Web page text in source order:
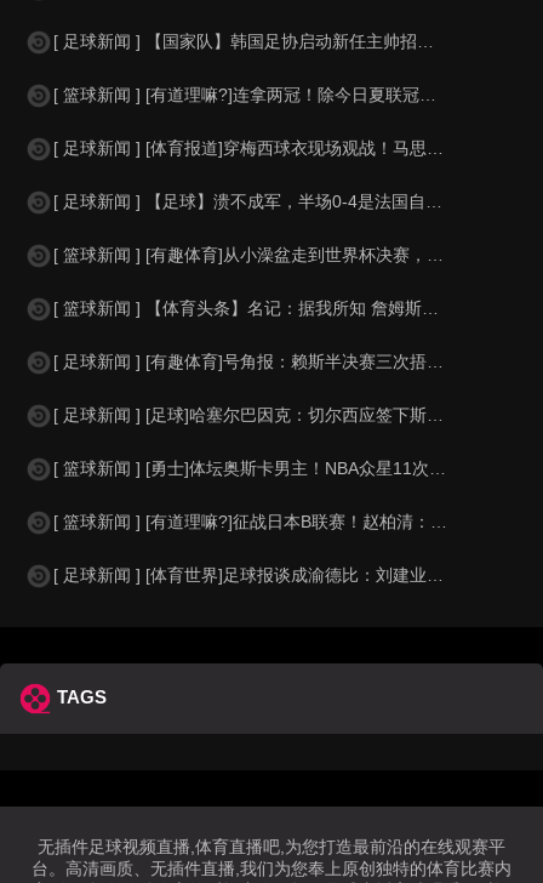
[ 足球新闻 ] 【国家队】韩国足协启动新任主帅招聘工作 ：面向国内外，临时任
[ 篮球新闻 ] [有道理嘛?]连拿两冠！除今日夏联冠军外 三个月前伦德博格在
[ 足球新闻 ] [体育报道]穿梅西球衣现场观战！马思纯晒照：终究是人生，不是
[ 足球新闻 ] 【足球】溃不成军，半场0-4是法国自1936年以来最大比分半
[ 篮球新闻 ] [有趣体育]从小澡盆走到世界杯决赛，金童梅西与婴孩亚马尔的旷
[ 篮球新闻 ] 【体育头条】名记：据我所知 詹姆斯正在接近做出决定 最早可能
[ 足球新闻 ] [有趣体育]号角报：赖斯半决赛三次捂嘴交谈，在社媒引发热议以
[ 足球新闻 ] [足球]哈塞尔巴因克：切尔西应签下斯通斯，无欧战他能有充足的
[ 篮球新闻 ] [勇士]体坛奥斯卡男主！NBA众星11次夺魁 乔詹库杜上榜
[ 篮球新闻 ] [有道理嘛?]征战日本B联赛！赵柏清：没有选择就是最好的选择
[ 足球新闻 ] [体育世界]足球报谈成渝德比：刘建业战术布置极具针对性，年轻
TAGS
无插件足球视频直播,体育直播吧,为您打造最前沿的在线观赛平
台。高清画质、无插件直播,我们为您奉上原创独特的体育比赛内